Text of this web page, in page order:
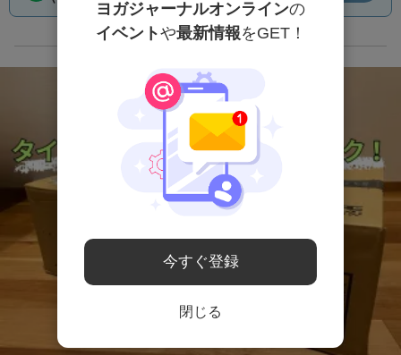
ヨガジャーナルオンラインの
イベントや最新情報をGET！
今すぐ登録
閉じる